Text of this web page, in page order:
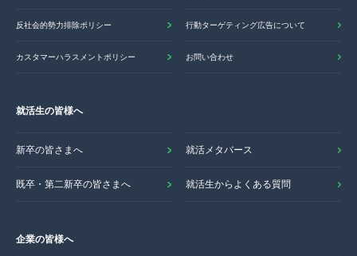
反社会的勢力排除ポリシー 行動ターゲティング広告について
カスタマーハラスメントポリシー お問い合わせ
就活生の皆様へ
新卒の皆さまへ 就活メタバース
既卒・第二新卒の皆さまへ 就活生からよくある質問
企業の皆様へ